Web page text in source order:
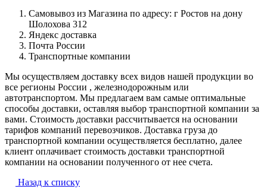
Самовывоз из Магазина по адресу: г Ростов на дону
Шолохова 312
Яндекс доставка
Почта России
Транспортные компании
Мы осуществляем доставку всех видов нашей продукции во
все регионы России , железнодорожным или
автотранспортом. Мы предлагаем вам самые оптимальные
способы доставки, оставляя выбор транспортной компании за
вами. Стоимость доставки рассчитывается на основании
тарифов компаний перевозчиков. Доставка груза до
транспортной компании осуществляется бесплатно, далее
клиент оплачивает стоимость доставки транспортной
компании на основании полученного от нее счета.
Назад к списку